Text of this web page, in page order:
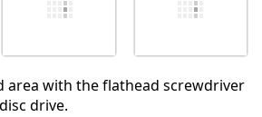
area with the flathead screwdriver
drive.